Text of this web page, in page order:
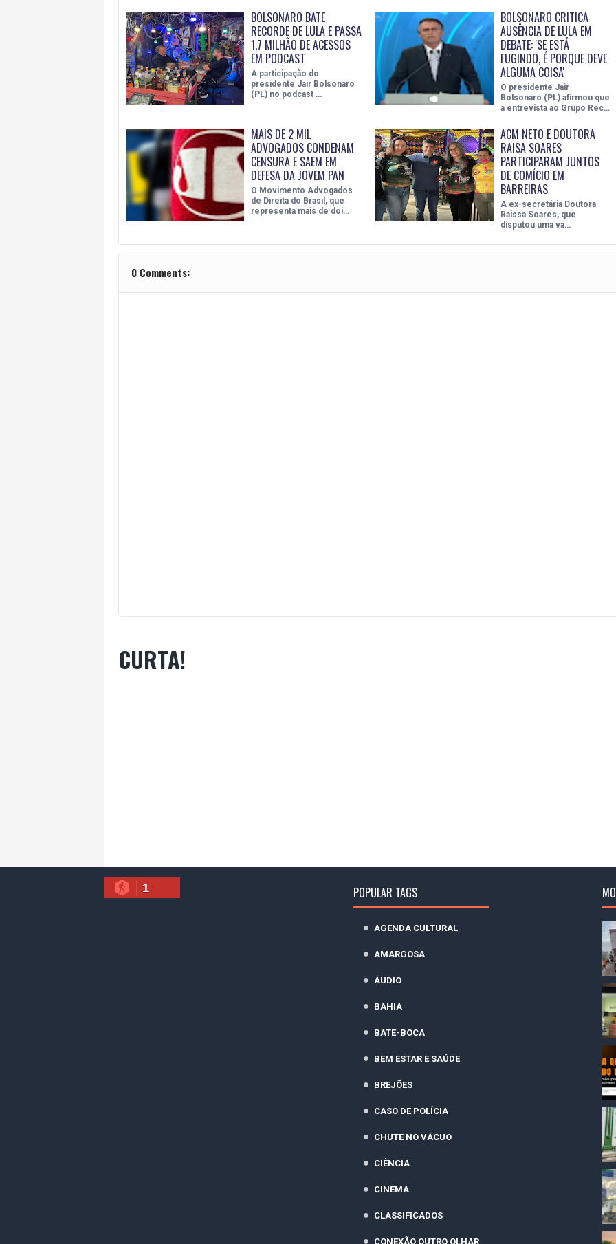
BOLSONARO BATE
RECORDE DE LULA E PASSA
1,7 MILHÃO DE ACESSOS
EM PODCAST
A participação do
presidente Jair Bolsonaro
(PL) no podcast …
BOLSONARO CRITICA
AUSÊNCIA DE LULA EM
DEBATE: 'SE ESTÁ
FUGINDO, É PORQUE DEVE
ALGUMA COISA'
O presidente Jair
Bolsonaro (PL) afirmou que
a entrevista ao Grupo Rec…
MAIS DE 2 MIL
ADVOGADOS CONDENAM
CENSURA E SAEM EM
DEFESA DA JOVEM PAN
O Movimento Advogados
de Direita do Brasil, que
representa mais de doi…
ACM NETO E DOUTORA
RAISA SOARES
PARTICIPARAM JUNTOS
DE COMÍCIO EM
BARREIRAS
A ex-secretária Doutora
Raissa Soares, que
disputou uma va…
0 Comments:
CURTA!
1 POPULAR TAGS
AGENDA CULTURAL
AMARGOSA
ÁUDIO
BAHIA
BATE-BOCA
BEM ESTAR E SAÚDE
BREJÕES
CASO DE POLÍCIA
CHUTE NO VÁCUO
CIÊNCIA
CINEMA
CLASSIFICADOS
CONEXÃO OUTRO OLHAR